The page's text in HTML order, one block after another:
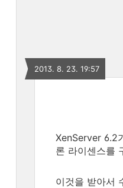
2013. 8. 23. 19:57
XenServer 6.2
론 라이센스를
이것을 받아서